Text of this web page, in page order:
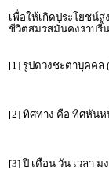
เพื่อให้เกิดประโยชน์
ชีวิตสมรสมั่นคงราบรื่
[1] รูปดวงชะตาบุคคล
[2] ทิศทาง คือ ทิศหันห
[3] ปี เดือน วัน เวลา ม